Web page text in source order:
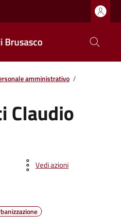
Brusasco
amministrativo /
Claudio
Vedi azioni